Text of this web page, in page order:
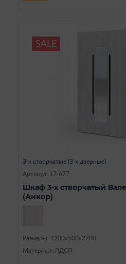
SALE
3-х створчатые (3-х дверные)
Артикул: 17-677
Шкаф 3-х створчатый
(Анкор)
Размеры: 1200х500х2200
Материал: ЛДСП